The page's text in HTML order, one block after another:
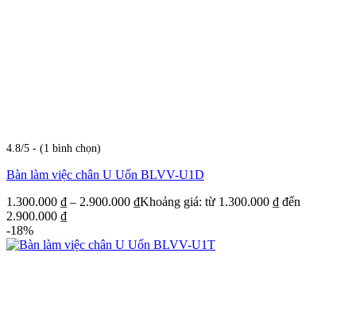
4.8/5 - (1 bình chọn)
Bàn làm việc chân U Uốn BLVV-U1D
1.300.000 ₫ – 2.900.000 ₫Khoảng giá: từ 1.300.000 ₫ đến
2.900.000 ₫
-18%